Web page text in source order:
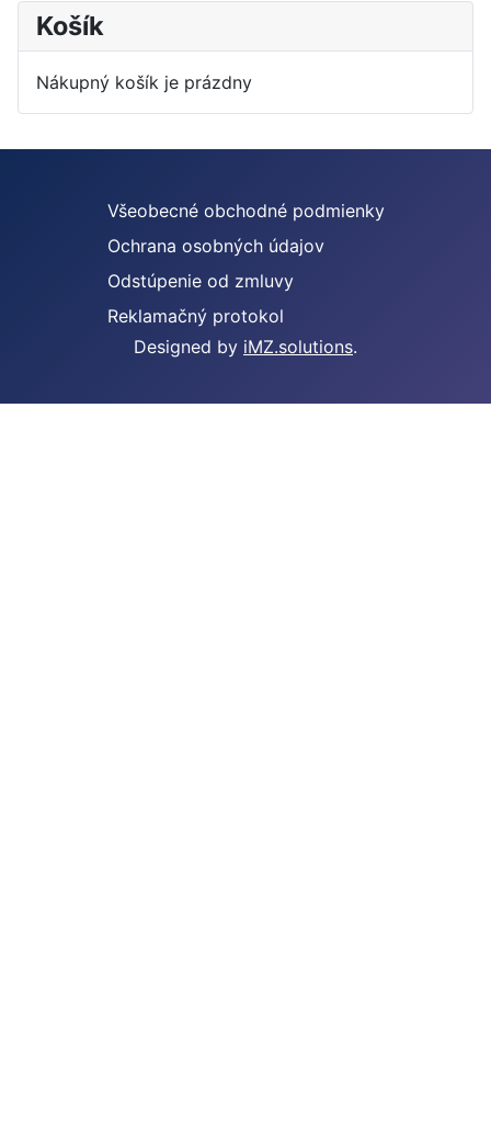
Košík
Nákupný košík je prázdny
Všeobecné obchodné podmienky
Ochrana osobných údajov
Odstúpenie od zmluvy
Reklamačný protokol
Designed by iMZ.solutions.